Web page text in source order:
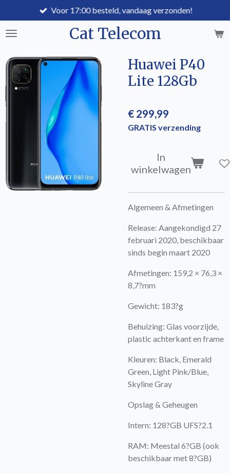
direct
naar
hoofdinhoud
Cat Telecom
Voor 17:00 besteld, vandaag verzonden!
Huawei P40
Lite 128Gb
€ 299,99
GRATIS verzending
In
winkelwagen
Algemeen & Afmetingen
Release: Aangekondigd 27
februari 2020, beschikbaar
sinds begin maart 2020
Afmetingen: 159,2 × 76,3 ×
8,7?mm
Gewicht: 183?g
Behuizing: Glas voorzijde,
plastic achterkant en frame
Kleuren: Black, Emerald
Green, Light Pink/Blue,
Skyline Gray
Opslag & Geheugen
Intern: 128?GB UFS?2.1
RAM: Meestal 6?GB (ook
beschikbaar met 8?GB)